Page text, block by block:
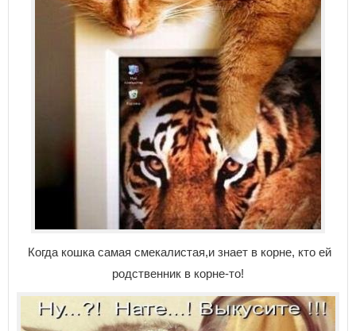
Когда кошка самая смекалистая,и знает в корне, кто ей
родственник в корне-то!